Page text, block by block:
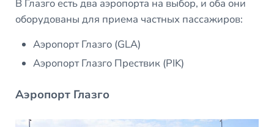
В Глазго есть два аэропорта на выбор, и оба они
оборудованы для приема частных пассажиров:
Аэропорт Глазго (GLA)
Аэропорт Глазго Прествик (PIK)
Аэропорт Глазго